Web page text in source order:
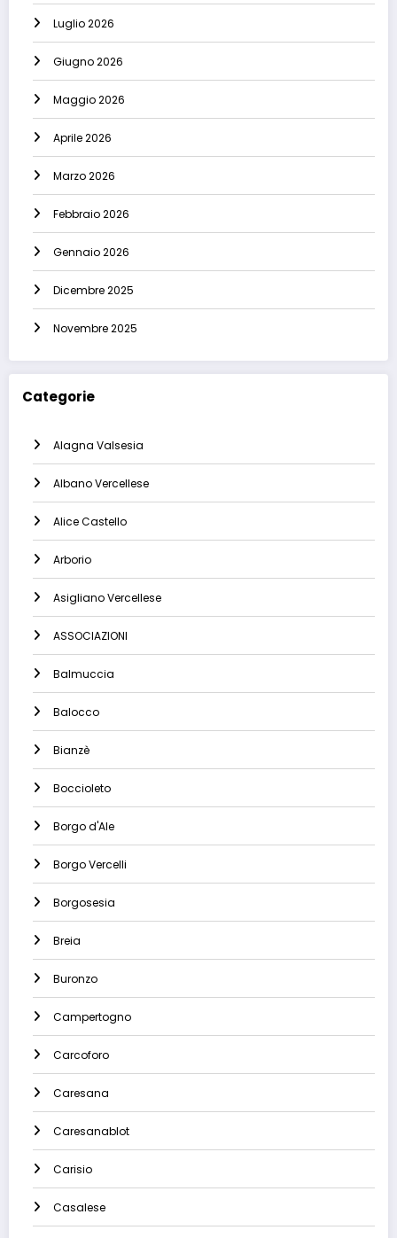
Luglio 2026
Giugno 2026
Maggio 2026
Aprile 2026
Marzo 2026
Febbraio 2026
Gennaio 2026
Dicembre 2025
Novembre 2025
Categorie
Alagna Valsesia
Albano Vercellese
Alice Castello
Arborio
Asigliano Vercellese
ASSOCIAZIONI
Balmuccia
Balocco
Bianzè
Boccioleto
Borgo d'Ale
Borgo Vercelli
Borgosesia
Breia
Buronzo
Campertogno
Carcoforo
Caresana
Caresanablot
Carisio
Casalese